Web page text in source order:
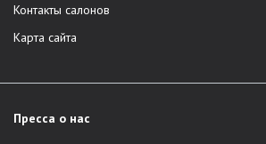
Контакты салонов
Карта сайта
Пресса о нас